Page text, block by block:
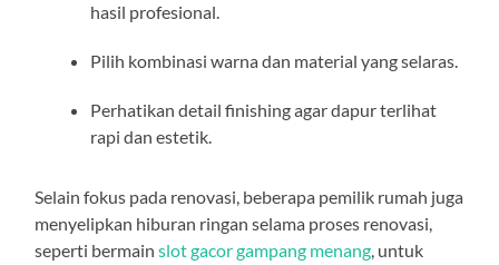
hasil profesional.
Pilih kombinasi warna dan material yang selaras.
Perhatikan detail finishing agar dapur terlihat
rapi dan estetik.
Selain fokus pada renovasi, beberapa pemilik rumah juga
menyelipkan hiburan ringan selama proses renovasi,
seperti bermainslot gacor gampang menang, untuk